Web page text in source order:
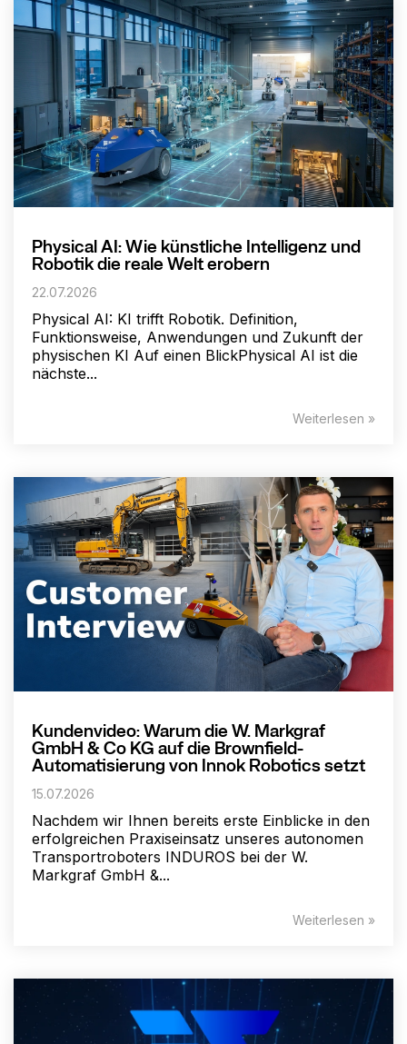
Physical AI: Wie künstliche Intelligenz und
Robotik die reale Welt erobern
22.07.2026
Physical AI: KI trifft Robotik. Definition,
Funktionsweise, Anwendungen und Zukunft der
physischen KI Auf einen BlickPhysical AI ist die
nächste...
Weiterlesen »
Kundenvideo: Warum die W. Markgraf
GmbH & Co KG auf die Brownfield-
Automatisierung von Innok Robotics setzt
15.07.2026
Nachdem wir Ihnen bereits erste Einblicke in den
erfolgreichen Praxiseinsatz unseres autonomen
Transportroboters INDUROS bei der W.
Markgraf GmbH &...
Weiterlesen »